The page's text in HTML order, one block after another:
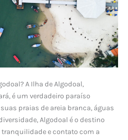
A Ilha de Algodoal,
é um verdadeiro paraíso
praias de areia branca, águas
Algodoal é o destino
e contato com a